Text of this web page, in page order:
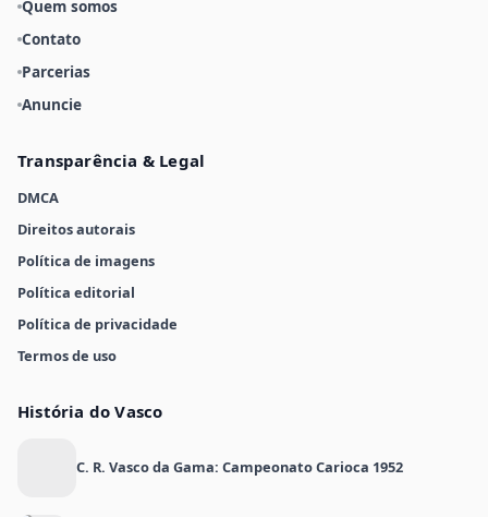
Quem somos
Contato
Parcerias
Anuncie
Transparência & Legal
DMCA
Direitos autorais
Política de imagens
Política editorial
Política de privacidade
Termos de uso
História do Vasco
C. R. Vasco da Gama: Campeonato Carioca 1952